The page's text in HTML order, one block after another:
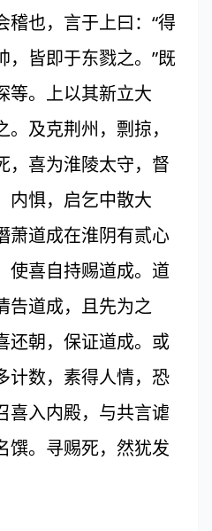
也，言于上曰：“得
，皆即于东戮之。”既
等。上以其新立大
及克荆州，剽掠，
，喜为淮陵太守，督
内惧，启乞中散大
萧道成在淮阴有贰心
使喜自持赐道成。道
告道成，且先为之
还朝，保证道成。或
计数，素得人情，恐
喜入内殿，与共言谑
馔。寻赐死，然犹发